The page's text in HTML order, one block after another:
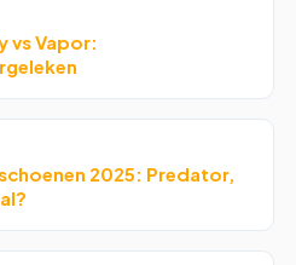
vs Vapor:
2025: Predator,